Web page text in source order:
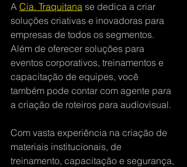
A Cia. Traquitana se dedica a criar
soluções criativas e inovadoras para
empresas de todos os segmentos.
Além de oferecer soluções para
eventos corporativos, treinamentos e
capacitação de equipes, você
também pode contar com agente para
a criação de roteiros para audiovisual.
Com vasta experiência na criação de
materiais institucionais, de
treinamento, capacitação e segurança,